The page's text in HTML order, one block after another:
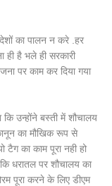
का पालन न करे .हर
ही है भले ही सरकारी
पर काम कर दिया गया
उन्होंने बस्ती में शौचालय
का मौखिक रूप से
टैग का काम पूरा नही हो
धरातल पर शौचालय का
पूरा करने के लिए डीएम